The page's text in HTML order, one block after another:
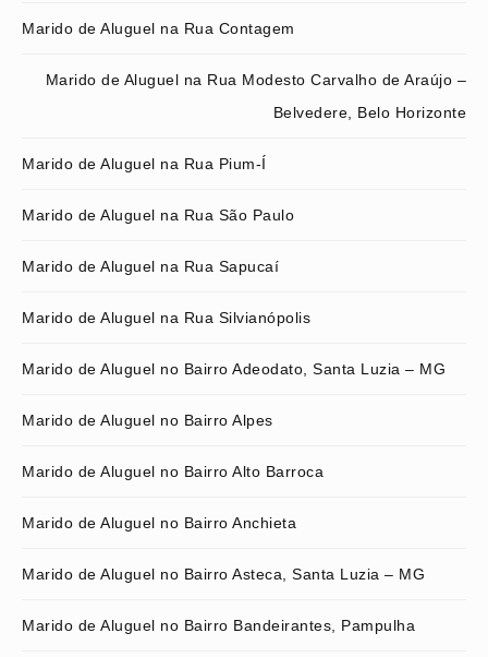
Marido de Aluguel na Rua Contagem
Marido de Aluguel na Rua Modesto Carvalho de Araújo –
Belvedere, Belo Horizonte
Marido de Aluguel na Rua Pium-Í
Marido de Aluguel na Rua São Paulo
Marido de Aluguel na Rua Sapucaí
Marido de Aluguel na Rua Silvianópolis
Marido de Aluguel no Bairro Adeodato, Santa Luzia – MG
Marido de Aluguel no Bairro Alpes
Marido de Aluguel no Bairro Alto Barroca
Marido de Aluguel no Bairro Anchieta
Marido de Aluguel no Bairro Asteca, Santa Luzia – MG
Marido de Aluguel no Bairro Bandeirantes, Pampulha